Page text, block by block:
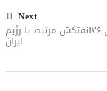
Next
لغو حق استفاده از پرچم پاناما برای ۱۳۶نفتکش مرتبط با رژیم
ایران